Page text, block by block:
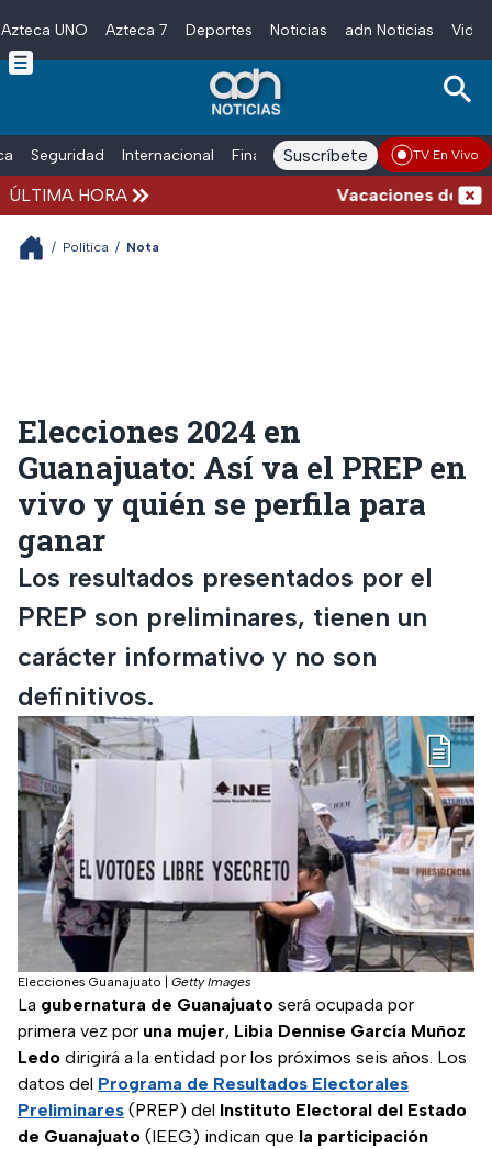
Skip to main content
Azteca UNO Azteca 7 Deportes Noticias adn Noticias
Seguridad Internacional Finanzas adn Noticias Radio
Suscríbete TV En Vivo
ÚLTIMA HORA Vacaciones de
/ Política / Nota
Elecciones 2024 en
Guanajuato: Así va el PREP en
vivo y quién se perfila para
ganar
Los resultados presentados por el
PREP son preliminares, tienen un
carácter informativo y no son
definitivos.
Elecciones Guanajuato Getty Images
La gubernatura de Guanajuato será ocupada por
primera vez por una mujer, Libia Dennise García Muñoz
Ledo dirigirá a la entidad por los próximos seis años. Los
datos del Programa de Resultados Electorales
Preliminares (PREP) del Instituto Electoral del Estado
de Guanajuato (IEEG) indican que la participación